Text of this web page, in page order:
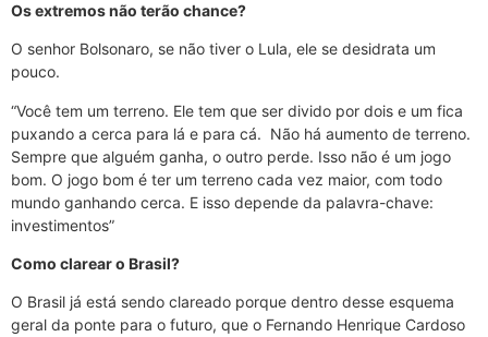
Os extremos não terão chance?
O senhor Bolsonaro, se não tiver o Lula, ele se desidrata um
pouco.
“Você tem um terreno. Ele tem que ser divido por dois e um fica
puxando a cerca para lá e para cá. Não há aumento de terreno.
Sempre que alguém ganha, o outro perde. Isso não é um jogo
bom. O jogo bom é ter um terreno cada vez maior, com todo
mundo ganhando cerca. E isso depende da palavra-chave:
investimentos”
Como clarear o Brasil?
O Brasil já está sendo clareado porque dentro desse esquema
geral da ponte para o futuro, que o Fernando Henrique Cardoso